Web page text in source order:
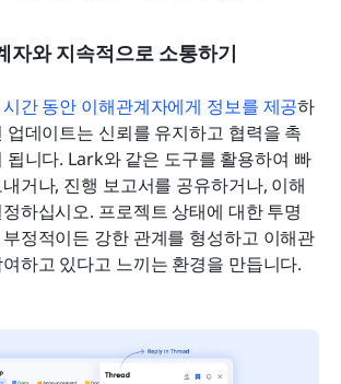
자와 지속적으로 소통하기
간 동안 이해관계자에게 정보를 제공하
업데이트는 신뢰를 유지하고 협력을 촉
됩니다. Lark와 같은 도구를 활용하여 빠
거나, 진행 보고서를 공유하거나, 이해
하십시오. 프로젝트 상태에 대한 투명
정적이든 강한 관계를 형성하고 이해관
하고 있다고 느끼는 환경을 만듭니다.